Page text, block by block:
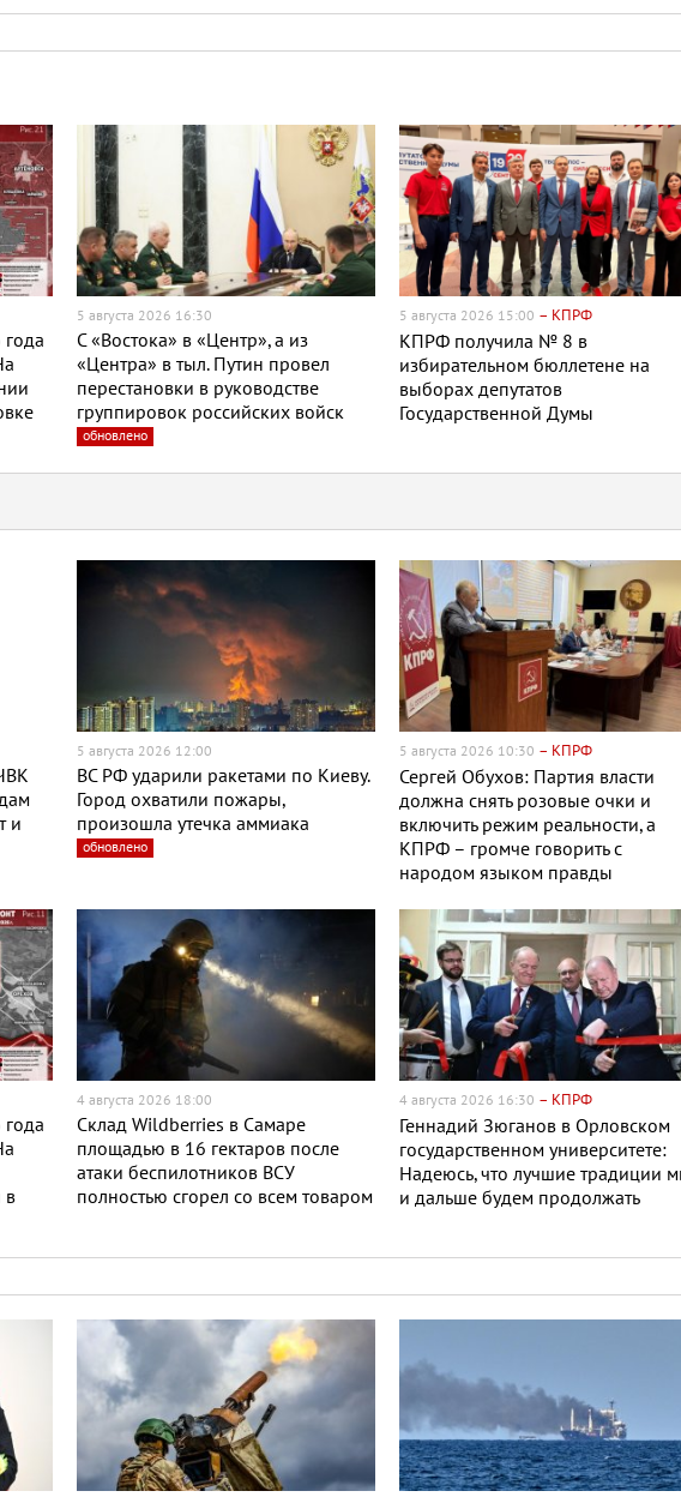
5 августа 2026 16:30
С «Востока» в «Центр», а из
«Центра» в тыл. Путин провел
перестановки в руководстве
группировок российских войск
обновлено
5 августа 2026 15:00 – КПРФ
КПРФ получила № 8 в
избирательном бюллетене на
выборах депутатов
Государственной Думы
и
5 августа 2026 12:00
ВС РФ ударили ракетами по Киеву.
Город охватили пожары,
произошла утечка аммиака
обновлено
5 августа 2026 10:30 – КПРФ
Сергей Обухов: Партия власти
должна снять розовые очки и
включить режим реальности, а
КПРФ – громче говорить с
народом языком правды
в
4 августа 2026 18:00
Склад Wildberries в Самаре
площадью в 16 гектаров после
атаки беспилотников ВСУ
полностью сгорел со всем товаром
4 августа 2026 16:30 – КПРФ
Геннадий Зюганов в Орловском
государственном университете:
Надеюсь, что лучшие традиции
и дальше будем продолжать